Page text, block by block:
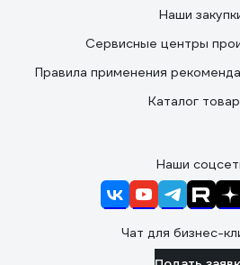
Наши
Сервисные центры
Правила применения
Каталог
Наши
Чат для бизнес-